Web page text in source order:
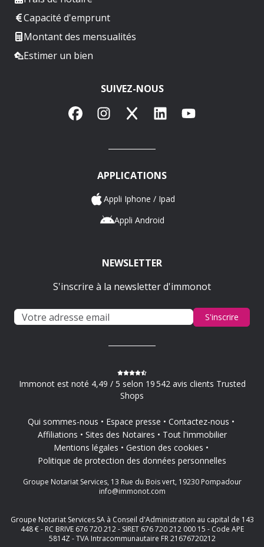
Capacité d'emprunt
Montant des mensualités
Estimer un bien
SUIVEZ-NOUS
FacebookInstagram
X LinkedInYouTube
APPLICATIONS
Appli Iphone / Ipad
Appli Android
NEWSLETTER
S'inscrire à la newsletter d'immonot
S'inscrire
Immonot est noté 4,49 / 5 selon 19 542 avis clients Trusted
Shops
Qui sommes-nous Espace presse
Contactez-nous
Affiliations
Sites des Notaires
Tout l'immobilier
Mentions légales
Gestion des cookies
Politique de protection des données personnelles
Groupe Notariat Services, 13 Rue du Bois vert, 19230 Pompadour
info@immonot.com
Groupe Notariat Services SA à Conseil d'Administration au capital de 143
448 € - RC BRIVE 676 720 212 - SIRET 676 720 212 000 15 - Code APE
5814Z - TVA Intracommunautaire FR 21676720212